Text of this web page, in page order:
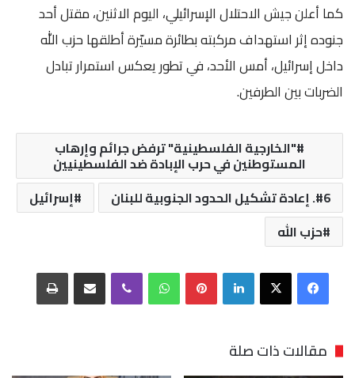
كما أعلن جيش الاحتلال الإسرائيلي، اليوم الاثنين، مقتل أحد
جنوده إثر استهداف مركبته بطائرة مسيّرة أطلقهاحزب الله
داخل إسرائيل، أمس الأحد، في تطور يعكس استمرار تبادل
الضربات بين الطرفين.
"الخارجية الفلسطينية" ترفض جرائم وإرهاب
المستوطنين في حرب الإبادة ضد الفلسطينيين
6. إعادة تشكيل الحدود الجنوبية للبنان
إسرائيل
حزب الله
فيسبوك‫X لينكدإن بينتيريستواتساب ڤايبر مشاركة عبر البريد طباعة
مقالات ذات صلة